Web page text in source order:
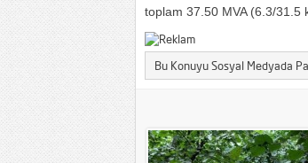
toplam 37.50 MVA (6.3/31.5
Bu Konuyu Sosyal Medyada